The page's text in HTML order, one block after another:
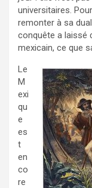
universitaires.
remonter à sa
conquête a laissé
mexicain, ce que
Le
M
exi
qu
e
es
t
en
co
re